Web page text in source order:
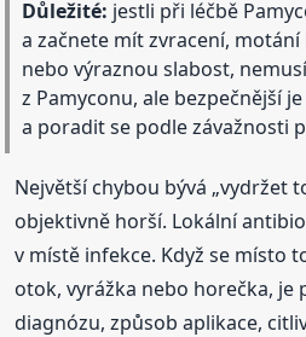
Důležité: jestli při léčbě
a začnete mít zvracení,
nebo výraznou slabost,
z Pamyconu, ale bezpečnější
a poradit se podle závažnosti
Největší chybou bývá „vydržet
objektivně horší. Lokální
v místě infekce. Když se místo
otok, vyrážka nebo horečka,
diagnózu, způsob aplikace,